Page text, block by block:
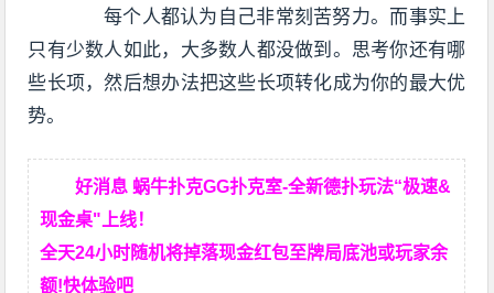
每个人都认为自己非常刻苦努力。而事实上
只有少数人如此，大多数人都没做到。思考你还有哪
些长项，然后想办法把这些长项转化成为你的最大优
势。
好消息 蜗牛扑克GG扑克室-全新德扑玩法“极速&
现金桌"上线！
全天24小时随机将掉落现金红包至牌局底池或玩家余
额!快体验吧